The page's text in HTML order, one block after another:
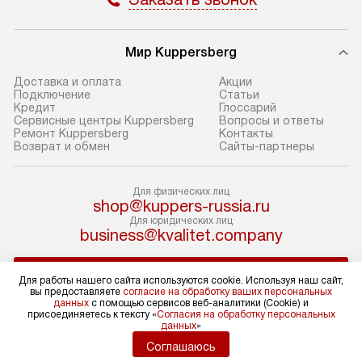
прибор до подъезда. Если
требуется перенос прибора
до двери квартиры или до места
согласуйте это с менеджером.
За данную услугу взимается
дополнительная плата. Обратите
внимание на размеры прибора: если
они не позволяют пронести его
через дверной проем,
то сотрудники транспортной
службы не смогут демонтировать
дверцы, ручки или другие
выступающие элементы, так как это
может повлечь отказ в проведении
гарантийного ремонта в будущем.
Перед заказом удостоверьтесь, что
сможете переместить прибор
при
отдельных
по уровню, а
к
После этого
консультация
не входят:
коммуникаций,
материалы,
и
Мир Kuppersberg
Доставка и оплата
Подключение
Кредит
Сервисные центры Kuppersberg
Ремонт Kuppersberg
Возврат и обмен
Акции
Cтатьи
Глоссарий
Вопросы и ответы
Контакты
Сайты-партнеры
Для физических лиц
shop@kuppers-russia.ru
Для юридических лиц
business@kvalitet.company
Политика конфиденциальности
Условия продажи
Карта сайта
Для работы нашего сайта используются cookie. Используя наш сайт,
вы предоставляете согласие на обработку ваших персональных
данных с помощью сервисов веб-аналитики (Cookie) и
присоединяетесь к тексту «Согласия на обработку персональных
данных»
Соглашаюсь